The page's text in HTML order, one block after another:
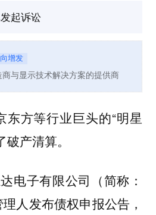
起诉讼
增发
商与显示技术解决方案的提供商
东方等行业巨头的“明星
产清算。
电子有限公司（简称：
人发布债权申报公告，